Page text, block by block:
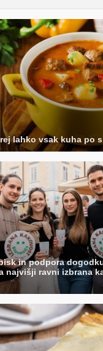
lahko vsak kuha po
in podpora
najvišji ravni izbrana